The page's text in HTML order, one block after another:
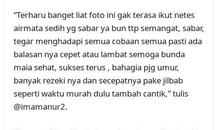
“Terharu banget liat foto ini gak terasa ikut netes
airmata sedih yg sabar ya bun ttp semangat, sabar,
tegar menghadapi semua cobaan semua pasti ada
balasan nya cepet atau lambat semoga bunda
maia sehat, sukses terus , bahagia pjg umur,
banyak rezeki nya dan secepatnya pake jilbab
seperti waktu murah dulu tambah cantik,” tulis
@imamanur2.